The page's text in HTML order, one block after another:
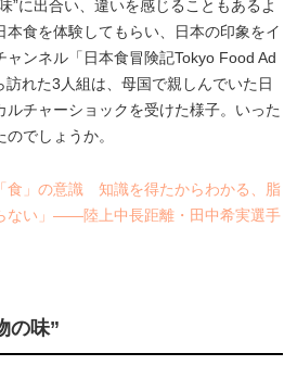
”に出合い、違いを感じることもあるよ
本食を体験してもらい、日本の印象をイ
ャンネル「日本食冒険記Tokyo Food Ad
れた3人組は、母国で親しんでいた日
ルチャーショックを受けた様子。いった
でしょうか。
食」の意識 知識を得たからわかる、脂
ない」――陸上中長距離・田中希実選手
の味”